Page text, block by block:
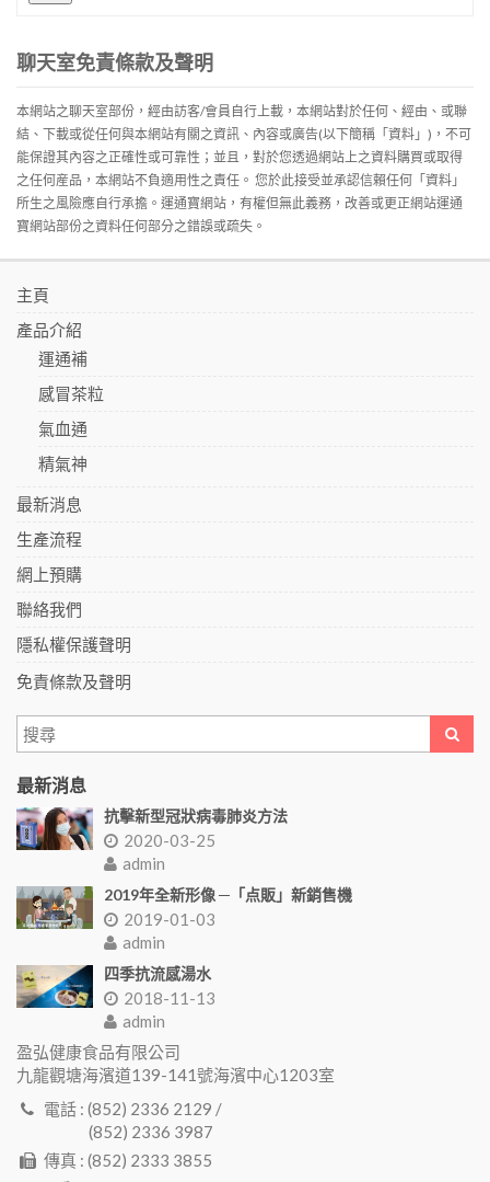
聊天室免責條款及聲明
本網站之聊天室部份，經由訪客/會員自行上載，本網站對於任何、經由、或聯
結、下載或從任何與本網站有關之資訊、內容或廣告(以下簡稱「資料」)，不可
能保證其內容之正確性或可靠性；並且，對於您透過網站上之資料購買或取得
之任何産品，本網站不負適用性之責任。 您於此接受並承認信賴任何「資料」
所生之風險應自行承擔。運通寶網站，有權但無此義務，改善或更正網站運通
寶網站部份之資料任何部分之錯誤或疏失。
主頁
產品介紹
運通補
感冒茶粒
氣血通
精氣神
最新消息
生產流程
網上預購
聯絡我們
隱私權保護聲明
免責條款及聲明
最新消息
抗擊新型冠狀病毒肺炎方法
2020-03-25
admin
2019年全新形像 ─「点販」新銷售機
2019-01-03
admin
四季抗流感湯水
2018-11-13
admin
盈弘健康食品有限公司
九龍觀塘海濱道139-141號海濱中心1203室
電話 : (852) 2336 2129 /
(852) 2336 3987
傳真 : (852) 2333 3855